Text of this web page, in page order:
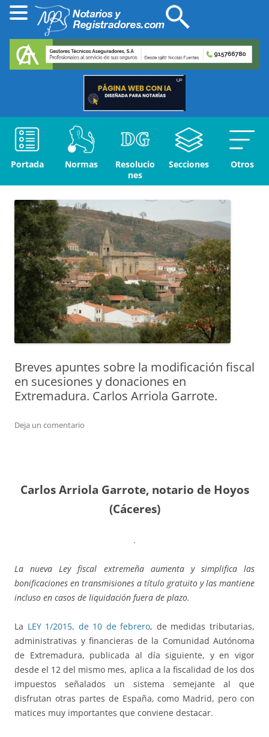
Portada Normas
Resolucio
nes
Secciones Otros
Breves apuntes sobre la modificación fiscal
en sucesiones y donaciones en
Extremadura. Carlos Arriola Garrote.
Deja un comentario
Carlos Arriola Garrote, notario de Hoyos
(Cáceres)
.
La nueva Ley fiscal extremeña aumenta y simplifica las
bonificaciones en transmisiones a título gratuito y las mantiene
incluso en casos de liquidación fuera de plazo.
La LEY 1/2015, de 10 de febrero, de medidas tributarias,
administrativas y financieras de la Comunidad Autónoma
de Extremadura, publicada al día siguiente, y en vigor
desde el 12 del mismo mes, aplica a la fiscalidad de los dos
impuestos señalados un sistema semejante al que
disfrutan otras partes de España, como Madrid, pero con
matices muy importantes que conviene destacar.